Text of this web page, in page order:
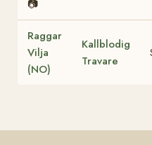
📷
Raggar
Vilja
(NO)
Kallblodig
Travare